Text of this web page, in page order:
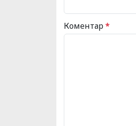
Коментар*